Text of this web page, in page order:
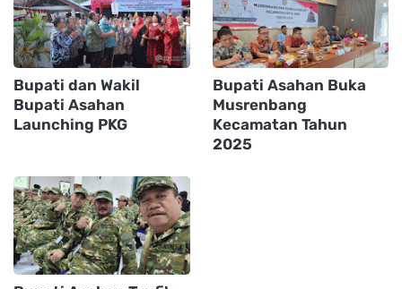
Bupati dan Wakil
Bupati Asahan
Launching PKG
Bupati Asahan Buka
Musrenbang
Kecamatan Tahun
2025